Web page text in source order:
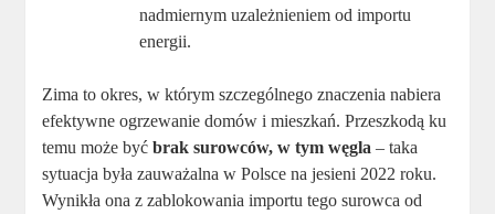
nadmiernym uzależnieniem od importu
energii.
Zima to okres, w którym szczególnego znaczenia nabiera
efektywne ogrzewanie domów i mieszkań. Przeszkodą ku
temu może byćbrak surowców, w tym węgla – taka
sytuacja była zauważalna w Polsce na jesieni 2022 roku.
Wynikła ona z zablokowania importu tego surowca od